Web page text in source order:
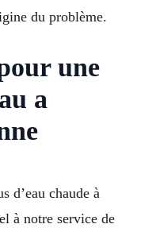
du problème.
une
a
d’eau chaude à
à notre service de